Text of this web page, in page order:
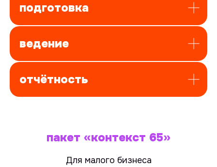
подготовка
ведение
отчётность
пакет «контекст 65»
Для малого бизнеса
отзывы
клиентов
Мы уважаем конфиденциальность
наших клиентов, поэтому не
публикуем отзывы от их лица.
Но мы можем показать главное —
реальные фрагменты переписок и
благодарностей, которые лучше